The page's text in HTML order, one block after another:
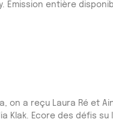
Émission entière
on a reçu Laura Ré et
Klak. Ecore des défis su